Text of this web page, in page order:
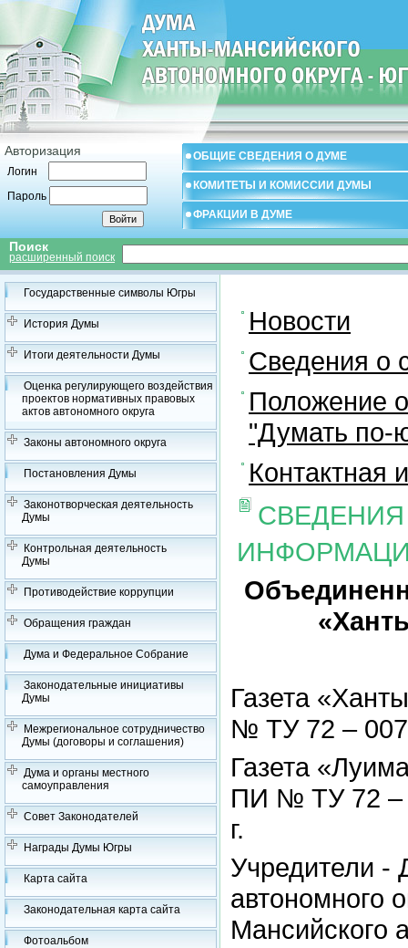
Авторизация
Логин
Пароль
ОБЩИЕ СВЕДЕНИЯ О ДУМЕ
КОМИТЕТЫ И КОМИССИИ ДУМЫ
ФРАКЦИИ В ДУМЕ
Поиск
расширенный поиск
Государственные символы Югры
История Думы
Итоги деятельности Думы
Оценка регулирующего воздействия
проектов нормативных правовых
актов автономного округа
Законы автономного округа
Постановления Думы
Законотворческая деятельность
Думы
Контрольная деятельность
Думы
Противодействие коррупции
Обращения граждан
Дума и Федеральное Собрание
Законодательные инициативы
Думы
Межрегиональное сотрудничество
Думы (договоры и соглашения)
Дума и органы местного
самоуправления
Совет Законодателей
Награды Думы Югры
Карта сайта
Законодательная карта сайта
Фотоальбом
Новости
Сведения о
Положение о
"Думать по-
Контактная
Газета
№ ТУ 72 –
Газета
ПИ № ТУ 72 –
г.
Учредители -
автономного
Мансийского